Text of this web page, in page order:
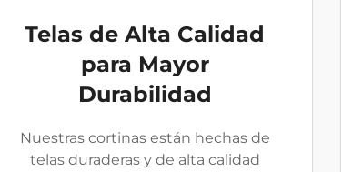
Telas de Alta Calidad
para Mayor
Durabilidad
Nuestras cortinas están hechas de
telas duraderas y de alta calidad